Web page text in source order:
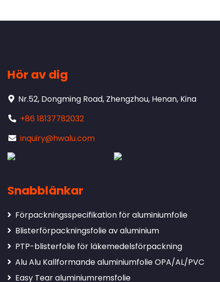
Hör av dig
Nr.52, Dongming Road, Zhengzhou, Henan, Kina
+86 18137782032
inquiry@hwalu.com
Snabblänkar
Förpackningsspecifikation för aluminiumfolie
Blisterförpackningsfolie av aluminium
PTP-blisterfolie för läkemedelsförpackning
Alu Alu Kallformande aluminiumfolie OPA/AL/PVC
Easy Tear aluminiumremsfolie